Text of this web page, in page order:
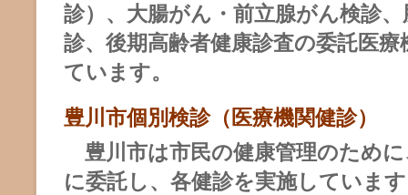
診）、大腸がん・前立腺がん検診
診、後期高齢者健康診査の委託医
ています。
豊川市個別検診（医療機関健診）
豊川市は市民の健康管理のため
に委託し、各健診を実施していま